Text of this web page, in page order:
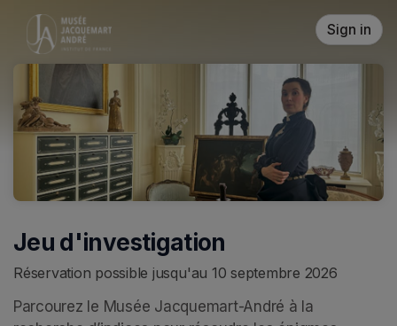
Skip header
Sign in
Jeu d'investigation
Réservation possible jusqu'au 10 septembre 2026
Parcourez le Musée Jacquemart-André à la